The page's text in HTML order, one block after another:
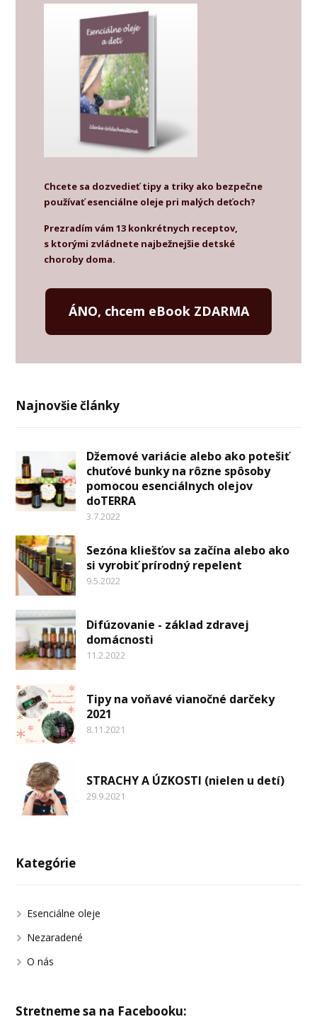
Chcete sa dozvedieť tipy a triky ako bezpečne
používať esenciálne oleje pri malých deťoch?
Prezradím vám 13 konkrétnych receptov,
s ktorými zvládnete najbežnejšie detské
choroby doma.
ÁNO, chcem eBook ZDARMA
Najnovšie články
Džemové variácie alebo ako potešiť
chuťové bunky na rôzne spôsoby
pomocou esenciálnych olejov
doTERRA
3.7.2022
Sezóna kliešťov sa začína alebo ako
si vyrobiť prírodný repelent
9.5.2022
Difúzovanie - základ zdravej
domácnosti
11.2.2022
Tipy na voňavé vianočné darčeky
2021
8.11.2021
STRACHY A ÚZKOSTI (nielen u detí)
29.9.2021
Kategórie
Esenciálne oleje
Nezaradené
O nás
Stretneme sa na Facebooku: